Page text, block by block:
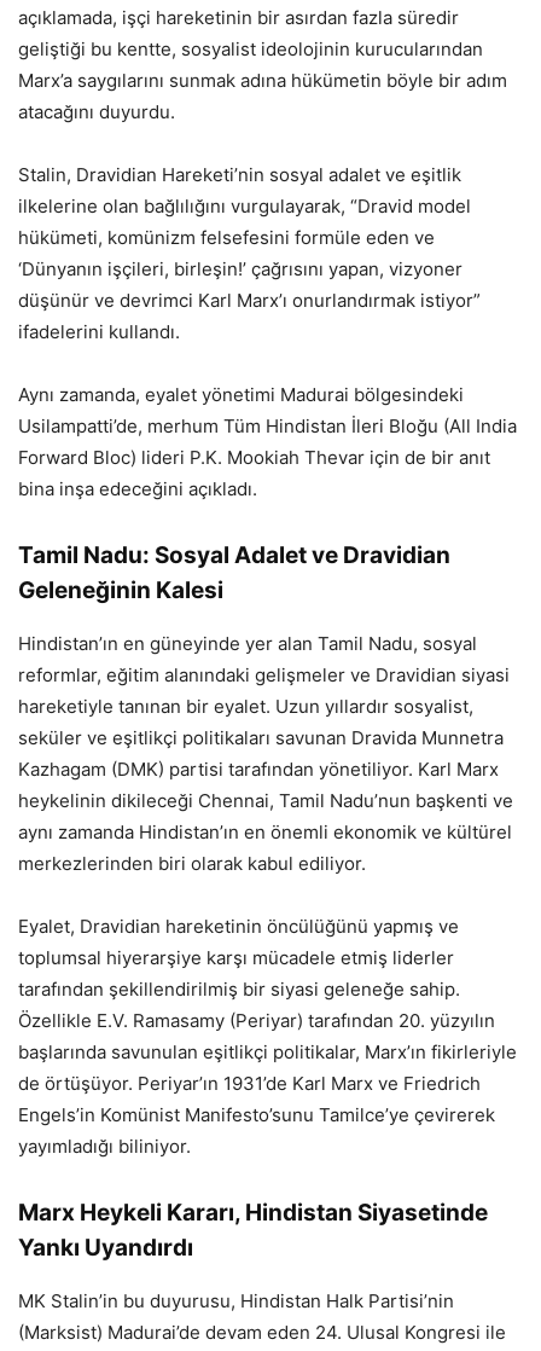
açıklamada, işçi hareketinin bir asırdan fazla süredir
geliştiği bu kentte, sosyalist ideolojinin kurucularından
Marx’a saygılarını sunmak adına hükümetin böyle bir adım
atacağını duyurdu.
Stalin, Dravidian Hareketi’nin sosyal adalet ve eşitlik
ilkelerine olan bağlılığını vurgulayarak, “Dravid model
hükümeti, komünizm felsefesini formüle eden ve
‘Dünyanın işçileri, birleşin!’ çağrısını yapan, vizyoner
düşünür ve devrimci Karl Marx’ı onurlandırmak istiyor”
ifadelerini kullandı.
Aynı zamanda, eyalet yönetimi Madurai bölgesindeki
Usilampatti’de, merhum Tüm Hindistan İleri Bloğu (All India
Forward Bloc) lideri P.K. Mookiah Thevar için de bir anıt
bina inşa edeceğini açıkladı.
Tamil Nadu: Sosyal Adalet ve Dravidian
Geleneğinin Kalesi
Hindistan’ın en güneyinde yer alan Tamil Nadu, sosyal
reformlar, eğitim alanındaki gelişmeler ve Dravidian siyasi
hareketiyle tanınan bir eyalet. Uzun yıllardır sosyalist,
seküler ve eşitlikçi politikaları savunan Dravida Munnetra
Kazhagam (DMK) partisi tarafından yönetiliyor. Karl Marx
heykelinin dikileceği Chennai, Tamil Nadu’nun başkenti ve
aynı zamanda Hindistan’ın en önemli ekonomik ve kültürel
merkezlerinden biri olarak kabul ediliyor.
Eyalet, Dravidian hareketinin öncülüğünü yapmış ve
toplumsal hiyerarşiye karşı mücadele etmiş liderler
tarafından şekillendirilmiş bir siyasi geleneğe sahip.
Özellikle E.V. Ramasamy (Periyar) tarafından 20. yüzyılın
başlarında savunulan eşitlikçi politikalar, Marx’ın fikirleriyle
de örtüşüyor. Periyar’ın 1931’de Karl Marx ve Friedrich
Engels’in Komünist Manifesto’sunu Tamilce’ye çevirerek
yayımladığı biliniyor.
Marx Heykeli Kararı, Hindistan Siyasetinde
Yankı Uyandırdı
MK Stalin’in bu duyurusu, Hindistan Halk Partisi’nin
(Marksist) Madurai’de devam eden 24. Ulusal Kongresi ile